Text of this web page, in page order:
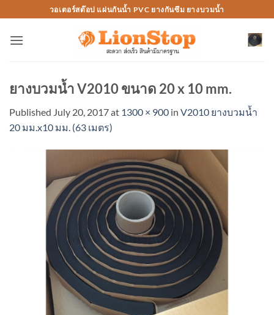
to
content
วอเตอร์สต๊อป แผ่นกันน้ำ PVC ยางกันซึม ยางบวมน้ำ
ยางบวมน้ำ V2010 ขนาด 20 x 10 mm.
Published July 20, 2017at 1300 × 900 in V2010 ยางบวมน้ำ
20 มม.x10 มม. (63 เมตร)